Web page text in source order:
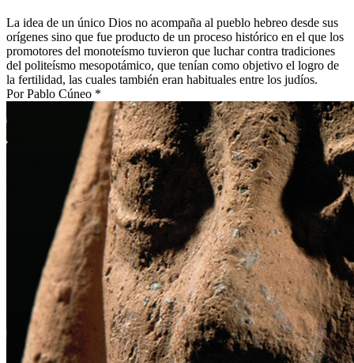
La idea de un único Dios no acompaña al pueblo hebreo desde sus
orígenes sino que fue producto de un proceso histórico en el que los
promotores del monoteísmo tuvieron que luchar contra tradiciones
del politeísmo mesopotámico, que tenían como objetivo el logro de
la fertilidad, las cuales también eran habituales entre los judíos.
Por Pablo Cúneo *